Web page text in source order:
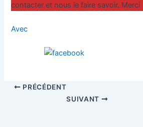
contacter et nous le faire savoir. Merci
Avec
PRÉCÉDENT
SUIVANT